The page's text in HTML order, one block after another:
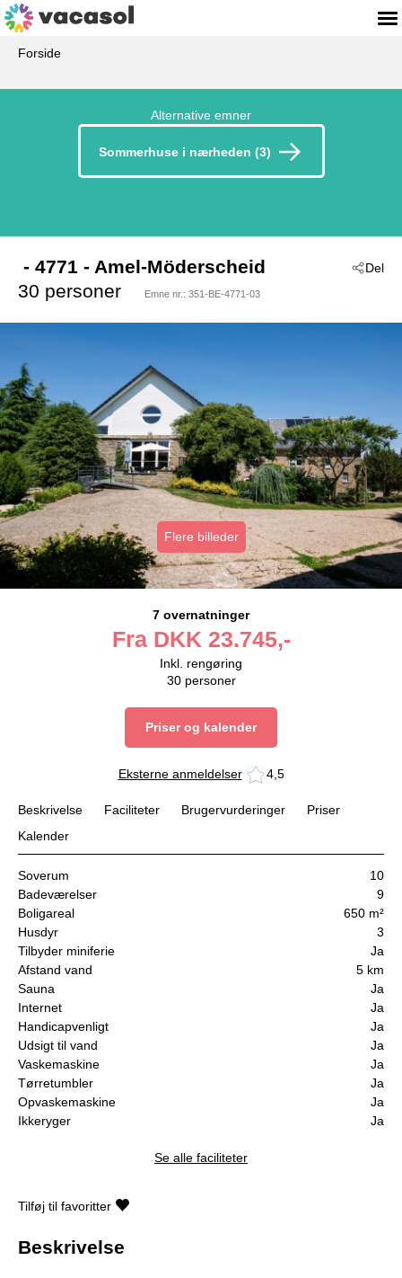
Forside
Alternative emner
Sommerhuse i nærheden (3)
Del
- 4771 - Amel-Möderscheid
30 personer
Emne nr.: 351-BE-4771-03
Flere billeder
7 overnatninger
Fra DKK 23.745,-
Inkl. rengøring
30 personer
Priser og kalender
Eksterne anmeldelser 4,5
Beskrivelse Faciliteter Brugervurderinger
Priser
Kalender
Soverum
10
Badeværelser
9
Boligareal
650 m²
Husdyr
3
Tilbyder miniferie
Ja
Afstand vand
5 km
Sauna
Ja
Internet
Ja
Handicapvenligt
Ja
Udsigt til vand
Ja
Vaskemaskine
Ja
Tørretumbler
Ja
Opvaskemaskine
Ja
Ikkeryger
Ja
Se alle faciliteter
Tilføj til favoritter
Beskrivelse